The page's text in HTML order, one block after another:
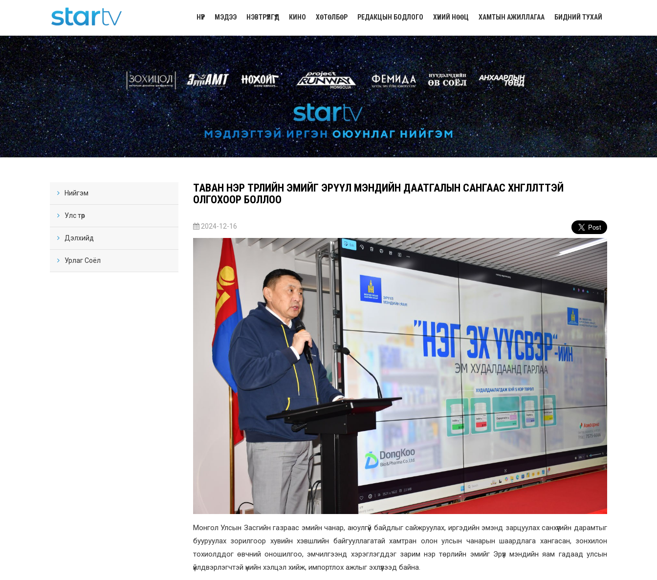
НҮҮР МЭДЭЭ НЭВТРҮҮЛГҮҮД КИНО ХӨТӨЛБӨР РЕДАКЦЫН БОДЛОГО ХҮНИЙ НӨӨЦ ХАМТЫН АЖИЛЛАГАА БИДНИЙ ТУХАЙ
Нийгэм
Улс төр
Дэлхийд
Урлаг Соёл
ТАВАН НЭР ТӨРЛИЙН ЭМИЙГ ЭРҮҮЛ МЭНДИЙН ДААТГАЛЫН САНГААС ХӨНГӨЛӨЛТТЭЙ
ОЛГОХООР БОЛЛОО
2024-12-16
Монгол Улсын Засгийн газраас эмийн чанар, аюулгүй байдлыг сайжруулах, иргэдийн эмэнд зарцуулах санхүүгийн дарамтыг
бууруулах зорилгоор хувийн хэвшлийн байгууллагатай хамтран олон улсын чанарын шаардлага хангасан, зонхилон
тохиолддог өвчний оношилгоо, эмчилгээнд хэрэглэгддэг зарим нэр төрлийн эмийг Эрүүл мэндийн яам гадаад улсын
үйлдвэрлэгчтэй үнийн хэлцэл хийж, импортлох ажлыг эхлүүлээд байна.